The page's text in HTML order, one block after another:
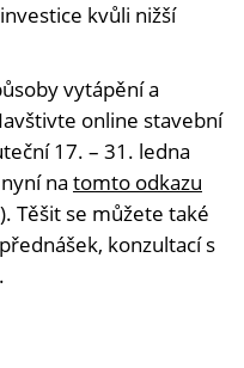
kvůli nižší
vytápění a
online stavební
17. – 31. ledna
na tomto odkazu
Těšit se můžete také
konzultací s